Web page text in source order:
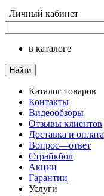
Личный кабинет
в каталоге
Найти
Каталог товаров
Контакты
Видеообзоры
Отзывы клиентов
Доставка и оплата
Вопрос—ответ
Страйкбол
Акции
Гарантии
Услуги